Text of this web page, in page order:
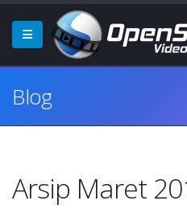
Blog
Arsip Maret